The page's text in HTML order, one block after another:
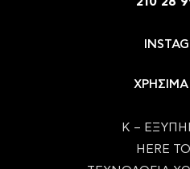
ΧΡΗΣΙΜΑ
Κ –
HERE